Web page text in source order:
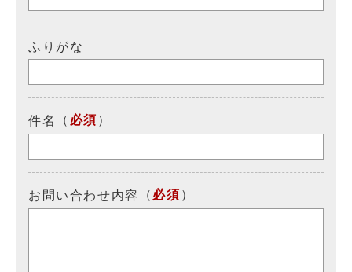
ふりがな
件名 （ 必須 ）
お問い合わせ内容 （ 必須 ）